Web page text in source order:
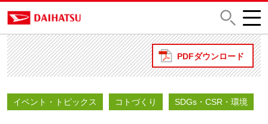
PDFダウンロード
イベント・トピックス コトづくり SDGs・CSR・環境